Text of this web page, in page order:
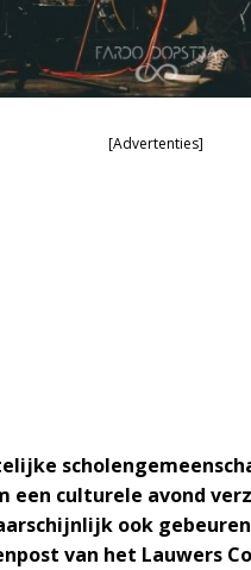
[Advertenties]
een culturele avond
ook
van het Lauwers